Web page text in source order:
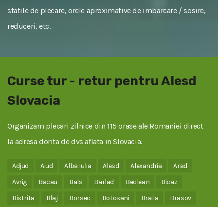
statile de plecare, orele aproximative de imbarcare / sosire,
reduceri, etc.
Curse tur - retur pentru Alesd
Slovacia
Organizam plecari zilnice din 115 orase ale Romaniei direct
la adresa dorita de dvs aflata in Slovacia.
Adjud Aiud Alba Iulia Alesd Alexandria
Arad
Avrig
Bacau Bals Barlad Beclean
Bicaz
Bistrita
Blaj Borsec Botosani Braila
Brasov